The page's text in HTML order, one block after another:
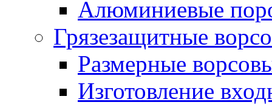
Алюминиевые
Грязезащитные
Размерные
Изготовление